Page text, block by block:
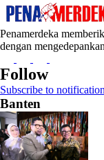
Penamerdeka
dengan
Follow
Subscribe to
Banten